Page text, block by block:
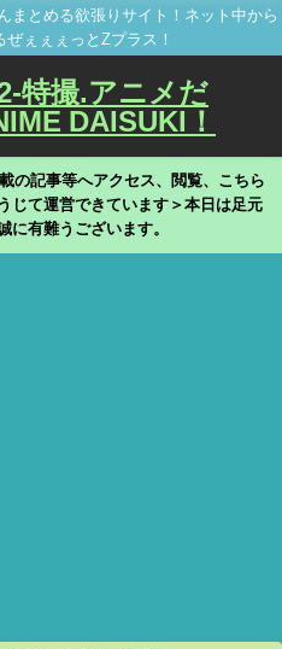
まとめる欲張りサイト！ネット中から
ぇぇぇっとZプラス！
特撮.アニメだ
DAISUKI！
の記事等へアクセス、閲覧、こちら
じて運営できています＞本日は足元
に有難うございます。